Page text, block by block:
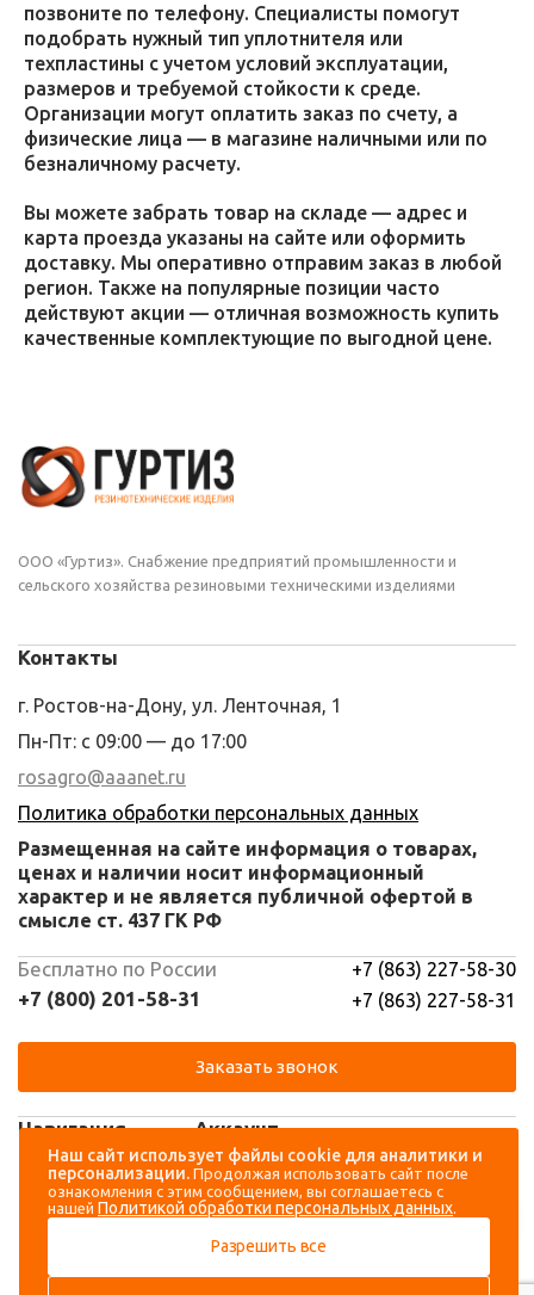
позвоните по телефону. Специалисты помогут
подобрать нужный тип уплотнителя или
техпластины с учетом условий эксплуатации,
размеров и требуемой стойкости к среде.
Организации могут оплатить заказ по счету, а
физические лица — в магазине наличными или по
безналичному расчету.
Вы можете забрать товар на складе — адрес и
карта проезда указаны на сайте или оформить
доставку. Мы оперативно отправим заказ в любой
регион. Также на популярные позиции часто
действуют акции — отличная возможность купить
качественные комплектующие по выгодной цене.
ООО «Гуртиз». Снабжение предприятий промышленности и
сельского хозяйства резиновыми техническими изделиями
Навигация
Каталог
О компании
Доставка и оплата
Аккаунт
Вход
Регистрация
Контакты
г. Ростов-на-Дону, ул. Ленточная, 1
Пн-Пт: с 09:00 — до 17:00
rosagro@aaanet.ru
Политика обработки персональных данных
Размещенная на сайте информация о товарах,
ценах и наличии носит информационный
характер и не является публичной офертой в
смысле ст. 437 ГК РФ
Бесплатно по России
+7 (800) 201-58-31
+7 (863) 227-58-30
+7 (863) 227-58-31
Заказать звонок
Наш сайт использует файлы cookie для аналитики и
персонализации. Продолжая использовать сайт после
ознакомления с этим сообщением, вы соглашаетесь с
нашей Политикой обработки персональных данных.
Разрешить все